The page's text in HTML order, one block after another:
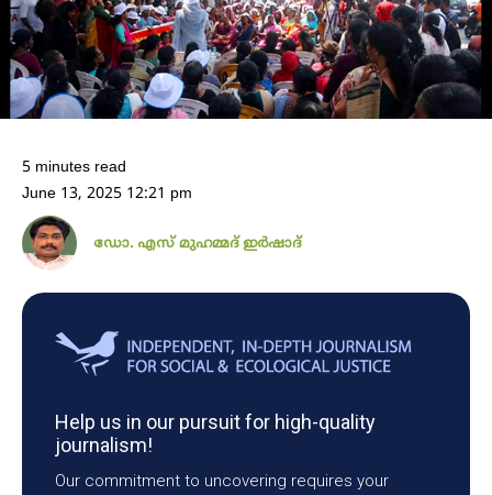
5 minutes read
June 13, 2025 12:21 pm
ഡോ. എസ് മുഹമ്മദ് ഇർഷാദ്
Help us in our pursuit for high-quality
journalism!
Our commitment to uncovering requires your